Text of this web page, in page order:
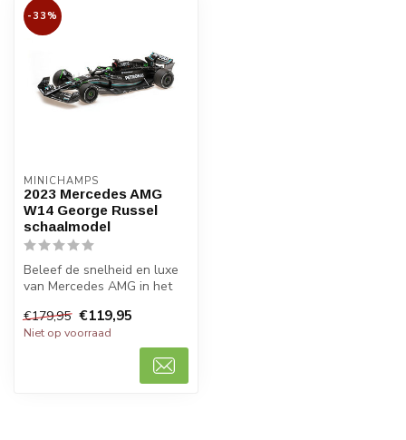
-33%
MINICHAMPS
2023 Mercedes AMG
W14 George Russel
schaalmodel
Beleef de snelheid en luxe
van Mercedes AMG in het
Mercedes A...
€179,95 €119,95
Niet op voorraad